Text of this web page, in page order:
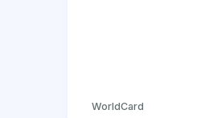
WorldCard